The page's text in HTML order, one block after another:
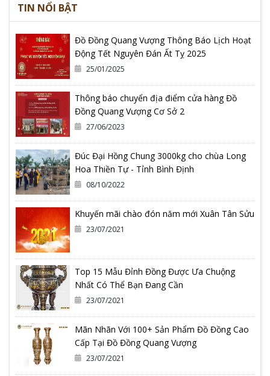
TIN NỔI BẬT
Đồ Đồng Quang Vượng Thông Báo Lịch Hoạt
Động Tết Nguyên Đán Ất Tỵ 2025
25/01/2025
Thông báo chuyển địa điểm cửa hàng Đồ
Đồng Quang Vượng Cơ Sở 2
27/06/2023
Đúc Đại Hồng Chung 3000kg cho chùa Long
Hoa Thiền Tự - Tỉnh Bình Định
08/10/2022
Khuyến mãi chào đón năm mới Xuân Tân Sửu
23/07/2021
Top 15 Mẫu Đỉnh Đồng Được Ưa Chuộng
Nhất Có Thể Bạn Đang Cần
23/07/2021
Mãn Nhãn Với 100+ Sản Phẩm Đồ Đồng Cao
Cấp Tại Đồ Đồng Quang Vượng
23/07/2021